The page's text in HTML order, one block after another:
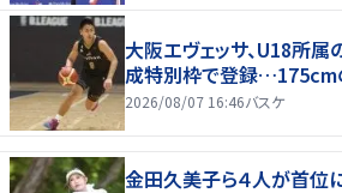
大阪エヴェッサ、U18所
成特別枠で登録…175cm
2026/08/07 16:46バスケ
金田久美子ら４人が首